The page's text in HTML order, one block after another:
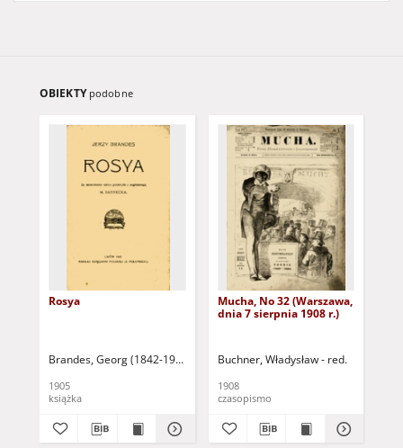
OBIEKTY podobne
Rosya
Brandes, Georg (1842-1927) Sarnecka, M. - tł.
1905
książka
Mucha, No 32 (Warszawa,
dnia 7 sierpnia 1908 r.)
Buchner, Władysław - red.
1908
czasopismo